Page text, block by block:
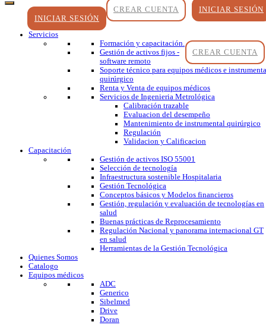
INICIAR SESIÓN
CREAR CUENTA
INICIAR SESIÓN
CREAR CUENTA
Servicios
Formación y capacitación.
Gestión de activos fijos -
software remoto
Soporte técnico para equipos médicos e
quirúrgico
Renta y Venta de equipos médicos
Servicios de Ingenieria Metrológica
Calibración trazable
Evaluacion del desempeño
Mantenimiento de instrumental quirúrgico
Regulación
Validacion y Calificacion
Capacitación
Gestión de activos ISO 55001
Selección de tecnología
Infraestructura sostenible Hospitalaria
Gestión Tecnológica
Conceptos básicos y Modelos financieros
Gestión, regulación y evaluación de tecnologías en
salud
Buenas prácticas de Reprocesamiento
Regulación Nacional y panorama internacional GT
en salud
Herramientas de la Gestión Tecnológica
Quienes Somos
Catalogo
Equipos médicos
ADC
Generico
Sibelmed
Drive
Doran